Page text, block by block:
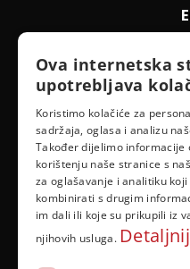
O
Pravila
Ova internetska
upotrebljava
Koristimo kolačiće za
sadržaja, oglasa i analizu
Također dijelimo informacije
korištenju naše stranice s
za oglašavanje i analitiku
kombinirati s drugim
im dali ili koje su prikupili iz
njihovih usluga.